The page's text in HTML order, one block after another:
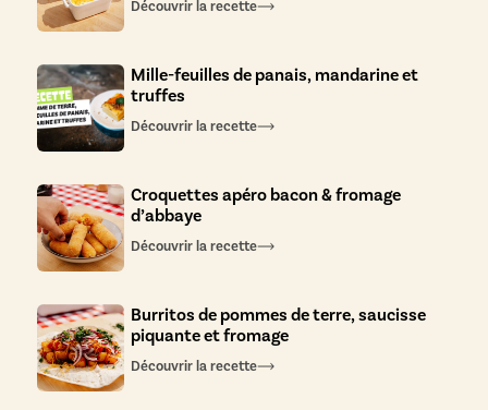
Découvrir la recette
Mille-feuilles de panais, mandarine et
truffes
Découvrir la recette
Croquettes apéro bacon & fromage
d’abbaye
Découvrir la recette
Burritos de pommes de terre, saucisse
piquante et fromage
Découvrir la recette